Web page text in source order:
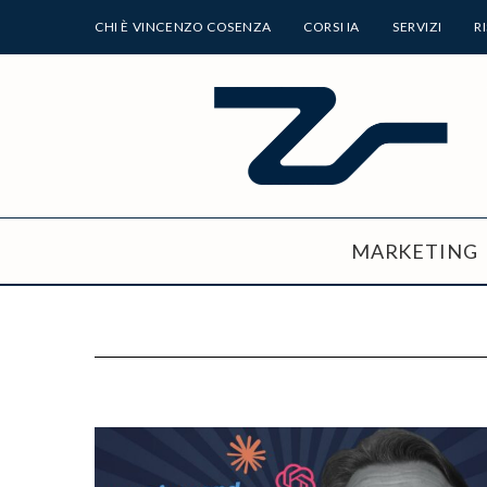
CHI È VINCENZO COSENZA CORSI IA SERVIZI
MARKETING